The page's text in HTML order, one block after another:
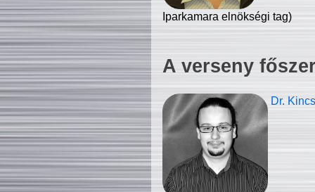
Iparkamara elnökségi tag)
A verseny
Dr.